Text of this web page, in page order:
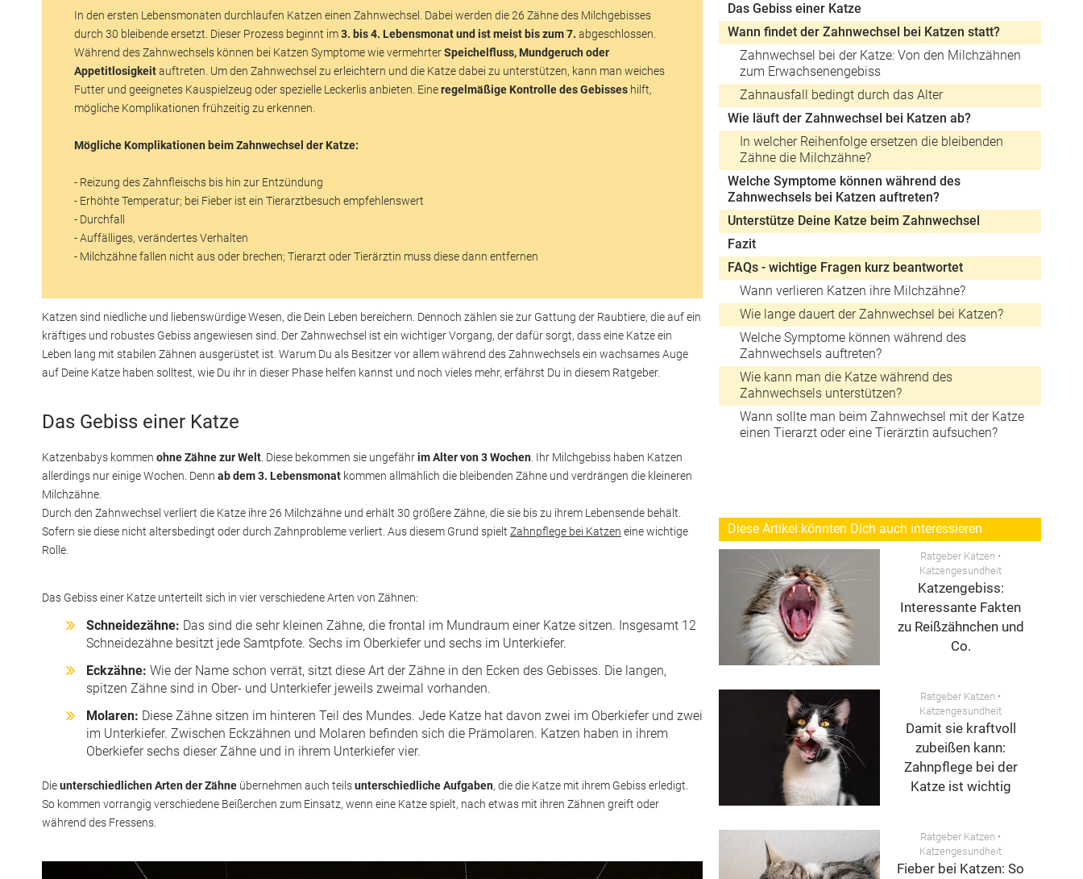
Das Gebiss einer Katze
Wann findet der Zahnwechsel bei Katzen statt?
Zahnwechsel bei der Katze: Von den Milchzähnen
zum Erwachsenengebiss
Zahnausfall bedingt durch das Alter
Wie läuft der Zahnwechsel bei Katzen ab?
In welcher Reihenfolge ersetzen die bleibenden
Zähne die Milchzähne?
Welche Symptome können während des
Zahnwechsels bei Katzen auftreten?
Unterstütze Deine Katze beim Zahnwechsel
Fazit
FAQs - wichtige Fragen kurz beantwortet
Wann verlieren Katzen ihre Milchzähne?
Wie lange dauert der Zahnwechsel bei Katzen?
Welche Symptome können während des
Zahnwechsels auftreten?
Wie kann man die Katze während des
Zahnwechsels unterstützen?
Wann sollte man beim Zahnwechsel mit der Katze
einen Tierarzt oder eine Tierärztin aufsuchen?
Diese Artikel könnten Dich auch interessieren
Ratgeber Katzen •
Katzengesundheit
Katzengebiss:
Interessante Fakten
zu Reißzähnchen und
Co.
Ratgeber Katzen •
Katzengesundheit
Damit sie kraftvoll
zubeißen kann:
Zahnpflege bei der
Katze ist wichtig
Ratgeber Katzen •
Katzengesundheit
Fieber bei Katzen: So
In den ersten Lebensmonaten durchlaufen Katzen einen Zahnwechsel. Dabei werden die 26 Zähne des Milchgebisses
durch 30 bleibende ersetzt. Dieser Prozess beginnt im3. bis 4. Lebensmonat und ist meist bis zum 7. abgeschlossen.
Während des Zahnwechsels können bei Katzen Symptome wie vermehrterSpeichelfluss, Mundgeruch oder
Appetitlosigkeitauftreten. Um den Zahnwechsel zu erleichtern und die Katze dabei zu unterstützen, kann man weiches
Futter und geeignetes Kauspielzeug oder spezielle Leckerlis anbieten. Eineregelmäßige Kontrolle des Gebisses hilft,
mögliche Komplikationen frühzeitig zu erkennen.
Mögliche Komplikationen beim Zahnwechsel der Katze:
- Reizung des Zahnfleischs bis hin zur Entzündung
- Erhöhte Temperatur; bei Fieber ist ein Tierarztbesuch empfehlenswert
- Durchfall
- Auffälliges, verändertes Verhalten
- Milchzähne fallen nicht aus oder brechen; Tierarzt oder Tierärztin muss diese dann entfernen
Katzen sind niedliche und liebenswürdige Wesen, die Dein Leben bereichern. Dennoch zählen sie zur Gattung der Raubtiere, die auf ein
kräftiges und robustes Gebiss angewiesen sind. Der Zahnwechsel ist ein wichtiger Vorgang, der dafür sorgt, dass eine Katze ein
Leben lang mit stabilen Zähnen ausgerüstet ist. Warum Du als Besitzer vor allem während des Zahnwechsels ein wachsames Auge
auf Deine Katze haben solltest, wie Du ihr in dieser Phase helfen kannst und noch vieles mehr, erfährst Du in diesem Ratgeber.
Das Gebiss einer Katze
Katzenbabys kommen ohne Zähne zur Welt . Diese bekommen sie ungefährim Alter von 3 Wochen . Ihr Milchgebiss haben Katzen
allerdings nur einige Wochen. Denn ab dem 3. Lebensmonat kommen allmählich die bleibenden Zähne und verdrängen die kleineren
Milchzähne.
Durch den Zahnwechsel verliert die Katze ihre 26 Milchzähne und erhält 30 größere Zähne, die sie bis zu ihrem Lebensende behält.
Sofern sie diese nicht altersbedingt oder durch Zahnprobleme verliert. Aus diesem Grund spielt Zahnpflege bei Katzen eine wichtige
Rolle.
Das Gebiss einer Katze unterteilt sich in vier verschiedene Arten von Zähnen:
Schneidezähne: Das sind die sehr kleinen Zähne, die frontal im Mundraum einer Katze sitzen. Insgesamt 12
Schneidezähne besitzt jede Samtpfote. Sechs im Oberkiefer und sechs im Unterkiefer.
Eckzähne: Wie der Name schon verrät, sitzt diese Art der Zähne in den Ecken des Gebisses. Die langen,
spitzen Zähne sind in Ober- und Unterkiefer jeweils zweimal vorhanden.
Molaren: Diese Zähne sitzen im hinteren Teil des Mundes. Jede Katze hat davon zwei im Oberkiefer und zwei
im Unterkiefer. Zwischen Eckzähnen und Molaren befinden sich die Prämolaren. Katzen haben in ihrem
Oberkiefer sechs dieser Zähne und in ihrem Unterkiefer vier.
Dieunterschiedlichen Arten der Zähne übernehmen auch teilsunterschiedliche Aufgaben, die die Katze mit ihrem Gebiss erledigt.
So kommen vorrangig verschiedene Beißerchen zum Einsatz, wenn eine Katze spielt, nach etwas mit ihren Zähnen greift oder
während des Fressens.